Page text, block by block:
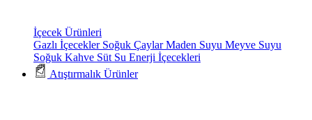
İçecek Ürünleri
Gazlı İçecekler Soğuk ÇaylarMaden Suyu Meyve Suyu
Soğuk Kahve Süt Su Enerji İçecekleri
Atıştırmalık Ürünler